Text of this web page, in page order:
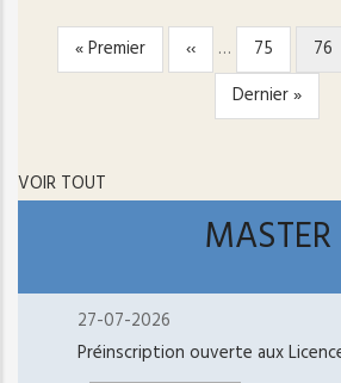
PAGINATION
Première
page
« Premier
Page
précédente
‹‹ … Page
75
Page
76
Dernière
page
Dernier »
VOIR TOUT
MASTER
27-07-2026
Préinscription ouverte aux